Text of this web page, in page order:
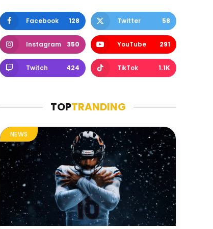
Facebook 128 Twitter 58
Instagram 350 YouTube 291
Twitch 424 TikTok 1.1K
TOPTRANDING
NEWS